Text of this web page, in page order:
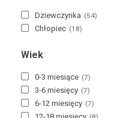
Dziewczynka (54)
Chłopiec (18)
Wiek
0-3 miesiące (7)
3-6 miesięcy (7)
6-12 miesięcy (7)